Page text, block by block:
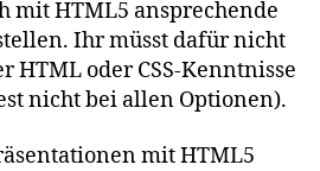
mit HTML5 ansprechende
Ihr müsst dafür nicht
HTML oder CSS-Kenntnisse
nicht bei allen Optionen).
mit HTML5